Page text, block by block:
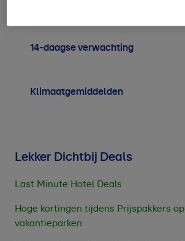
14-daagse verwachting
Klimaatgemiddelden
Lekker Dichtbij Deals
Last Minute Hotel Deals
Hoge kortingen tijdens Prijspakkers op
vakantieparken